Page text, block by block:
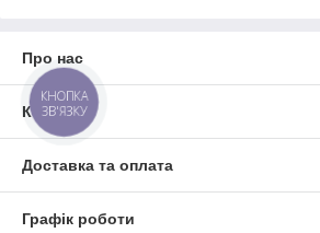
Про нас
Контакти
Доставка та оплата
Графік роботи
КНОПКА
ЗВ'ЯЗКУ